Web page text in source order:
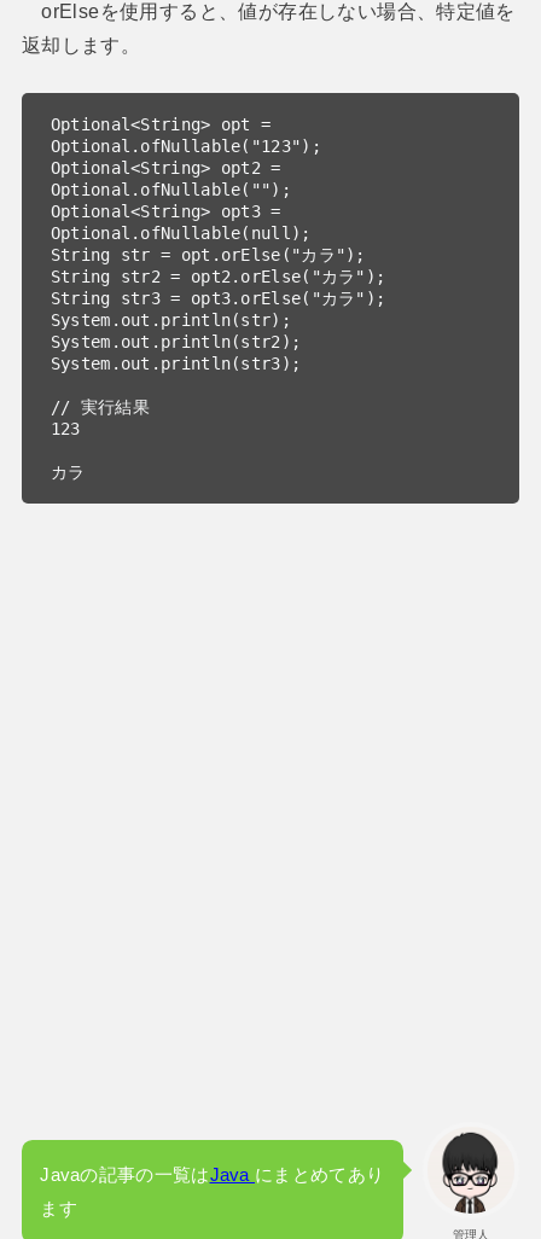
orElseを使用すると、値が存在しない場合、特定値を
返却します。
Optional<String> opt =
Optional.ofNullable("123");
Optional<String> opt2 =
Optional.ofNullable("");
Optional<String> opt3 =
Optional.ofNullable(null);
String str = opt.orElse("カラ");
String str2 = opt2.orElse("カラ");
String str3 = opt3.orElse("カラ");
System.out.println(str);
System.out.println(str2);
System.out.println(str3);
// 実行結果
123
カラ
管理人
Javaの記事の一覧はJava にまとめてあり
ます